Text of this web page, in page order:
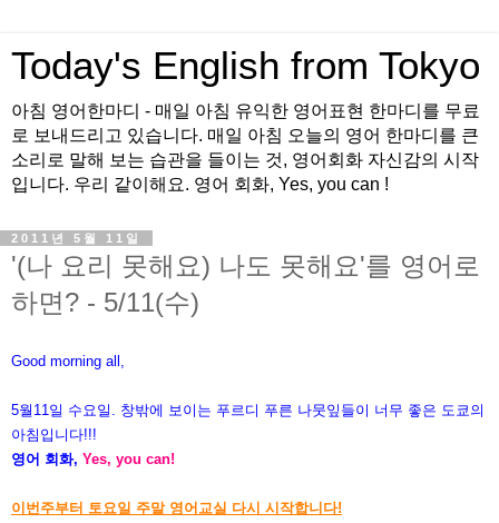
Today's English from Tokyo
아침 영어한마디 - 매일 아침 유익한 영어표현 한마디를 무료
로 보내드리고 있습니다. 매일 아침 오늘의 영어 한마디를 큰
소리로 말해 보는 습관을 들이는 것, 영어회화 자신감의 시작
입니다. 우리 같이해요. 영어 회화, Yes, you can !
2011년 5월 11일
'(나 요리 못해요) 나도 못해요'를 영어로
하면? - 5/11(수)
Good morning all,
5월11일 수요일. 창밖에 보이는 푸르디 푸른 나뭇잎들이 너무 좋은 도쿄의
아침입니다!!!
영어 회화, Yes, you can!
이번주부터 토요일 주말 영어교실 다시 시작합니다!